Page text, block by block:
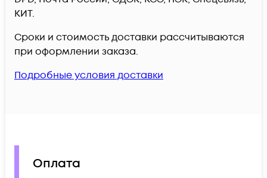
КИТ.
Сроки и стоимость доставки рассчитываются
при оформлении заказа.
Подробные условия доставки
Оплата